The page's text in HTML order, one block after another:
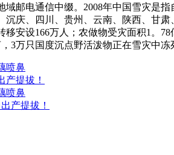
邮电通信中缀。2008年中国雪灾是
沉庆、四川、贵州、云南、陕西、甘
移安设166万人；农做物受灾面积1。
3万只国度沉点野活泼物正在雪灾中
喷鼻
产提拔！
喷鼻
产提拔！